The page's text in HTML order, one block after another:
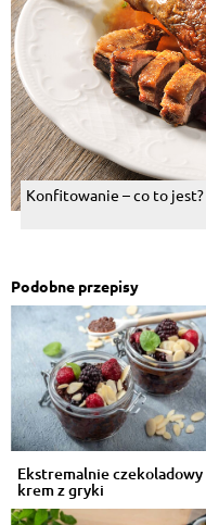
Konfitowanie – co to jest?
Podobne przepisy
Ekstremalnie czekoladowy
krem z gryki